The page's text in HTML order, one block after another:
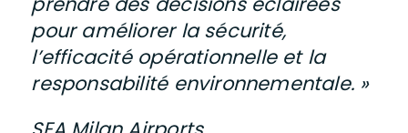
pour améliorer la sécurité,
l’efficacité opérationnelle et la
responsabilité environnementale. »